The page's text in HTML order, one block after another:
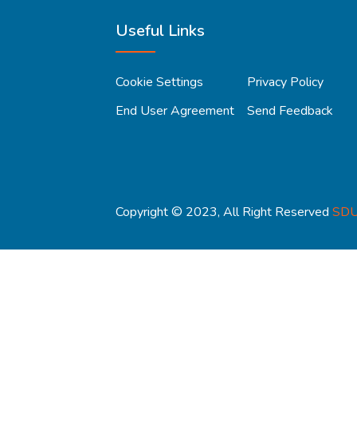
Useful Links
Cookie Settings
Privacy Policy
End User Agreement
Send Feedback
Copyright © 2023, All Right Reserved